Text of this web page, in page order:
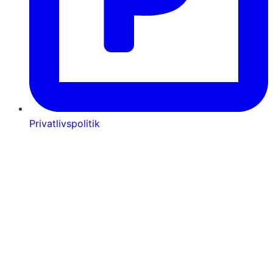
Privatlivspolitik